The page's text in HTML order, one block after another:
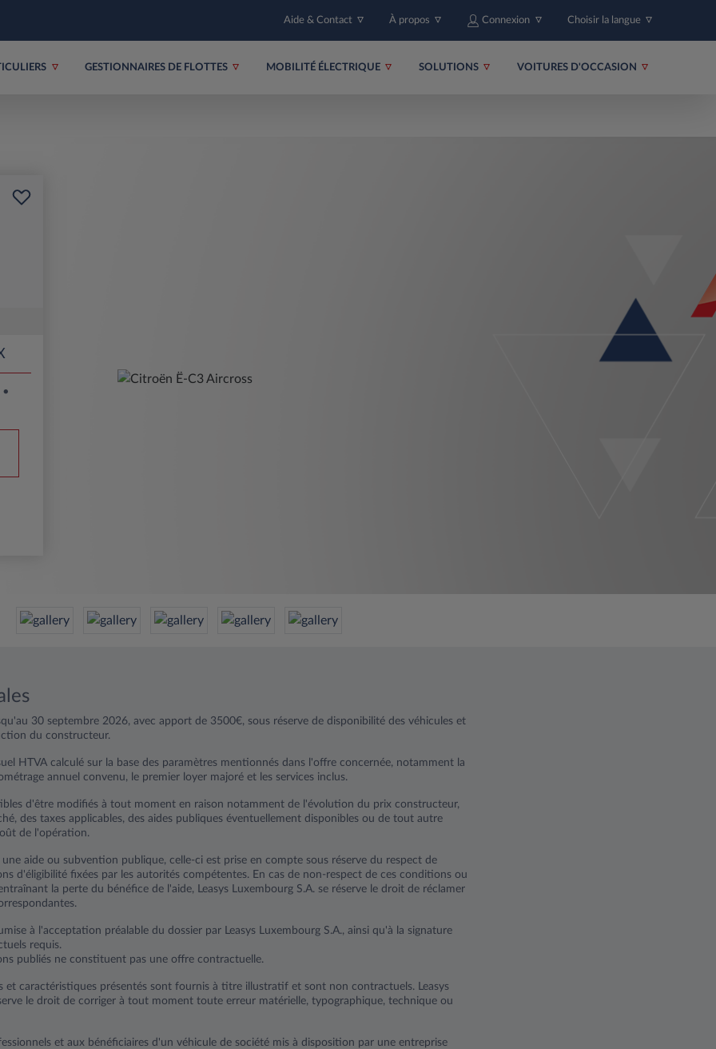
Aide & Contact À propos Connexion Choisir la langue
GESTIONNAIRES DE FLOTTES MOBILITÉ ÉLECTRIQUE SOLUTIONS VOITURES D'OCCASION
30 septembre 2026, avec apport de 3500€, sous réserve de disponibilité des véhicules et
du constructeur.
HTVA calculé sur la base des paramètres mentionnés dans l'offre concernée, notamment la
annuel convenu, le premier loyer majoré et les services inclus.
d'être modifiés à tout moment en raison notamment de l'évolution du prix constructeur,
des taxes applicables, des aides publiques éventuellement disponibles ou de tout autre
de l'opération.
une aide ou subvention publique, celle-ci est prise en compte sous réserve du respect de
d'éligibilité fixées par les autorités compétentes. En cas de non-respect de ces conditions ou
la perte du bénéfice de l'aide, Leasys Luxembourg S.A. se réserve le droit de réclamer
à l'acceptation préalable du dossier par Leasys Luxembourg S.A., ainsi qu'à la signature
requis.
publiés ne constituent pas une offre contractuelle.
et caractéristiques présentés sont fournis à titre illustratif et sont non contractuels. Leasys
le droit de corriger à tout moment toute erreur matérielle, typographique, technique ou
et aux bénéficiaires d'un véhicule de société mis à disposition par une entreprise